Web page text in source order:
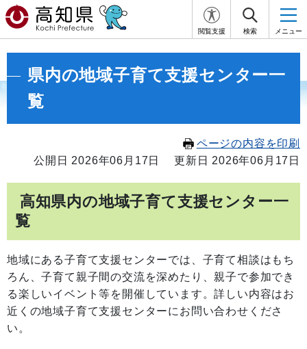
閲覧支援 検索 メニュー
県内の地域子育て支援センター一
覧
ページの内容を印刷
公開日 2026年06月17日
更新日 2026年06月17日
高知県内の地域子育て支援センター一
覧
地域にある子育て支援センターでは、子育て相談はもち
ろん、子育て親子間の交流を深めたり、親子で参加でき
る楽しいイベント等を開催しています。詳しい内容はお
近くの地域子育て支援センターにお問い合わせくださ
い。